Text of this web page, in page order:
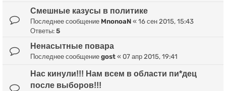
Смешные казусы в политике
Последнее сообщение MnonoaN « 16 сен 2015, 15:43
Ответы: 5
Ненасытные повара
Последнее сообщение gost « 07 апр 2015, 19:41
Нас кинули!!! Нам всем в области пи*дец
после выборов!!!